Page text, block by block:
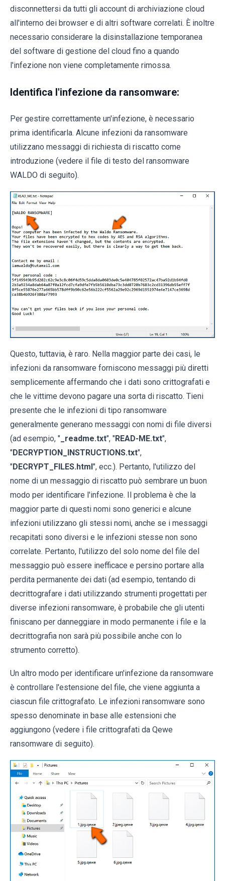
disconnettersi da tutti gli account di archiviazione cloud
all'interno dei browser e di altri software correlati. È inoltre
necessario considerare la disinstallazione temporanea
del software di gestione del cloud fino a quando
l'infezione non viene completamente rimossa.
Identifica l'infezione da ransomware:
Per gestire correttamente un'infezione, è necessario
prima identificarla. Alcune infezioni da ransomware
utilizzano messaggi di richiesta di riscatto come
introduzione (vedere il file di testo del ransomware
WALDO di seguito).
Questo, tuttavia, è raro. Nella maggior parte dei casi, le
infezioni da ransomware forniscono messaggi più diretti
semplicemente affermando che i dati sono crittografati e
che le vittime devono pagare una sorta di riscatto. Tieni
presente che le infezioni di tipo ransomware
generalmente generano messaggi con nomi di file diversi
(ad esempio, " _readme.txt", "READ-ME.txt",
"DECRYPTION_INSTRUCTIONS.txt",
"DECRYPT_FILES.html", ecc.). Pertanto, l'utilizzo del
nome di un messaggio di riscatto può sembrare un buon
modo per identificare l'infezione. Il problema è che la
maggior parte di questi nomi sono generici e alcune
infezioni utilizzano gli stessi nomi, anche se i messaggi
recapitati sono diversi e le infezioni stesse non sono
correlate. Pertanto, l'utilizzo del solo nome del file del
messaggio può essere inefficace e persino portare alla
perdita permanente dei dati (ad esempio, tentando di
decrittografare i dati utilizzando strumenti progettati per
diverse infezioni ransomware, è probabile che gli utenti
finiscano per danneggiare in modo permanente i file e la
decrittografia non sarà più possibile anche con lo
strumento corretto).
Un altro modo per identificare un'infezione da ransomware
è controllare l'estensione del file, che viene aggiunta a
ciascun file crittografato. Le infezioni ransomware sono
spesso denominate in base alle estensioni che
aggiungono (vedere i file crittografati da Qewe
ransomware di seguito).